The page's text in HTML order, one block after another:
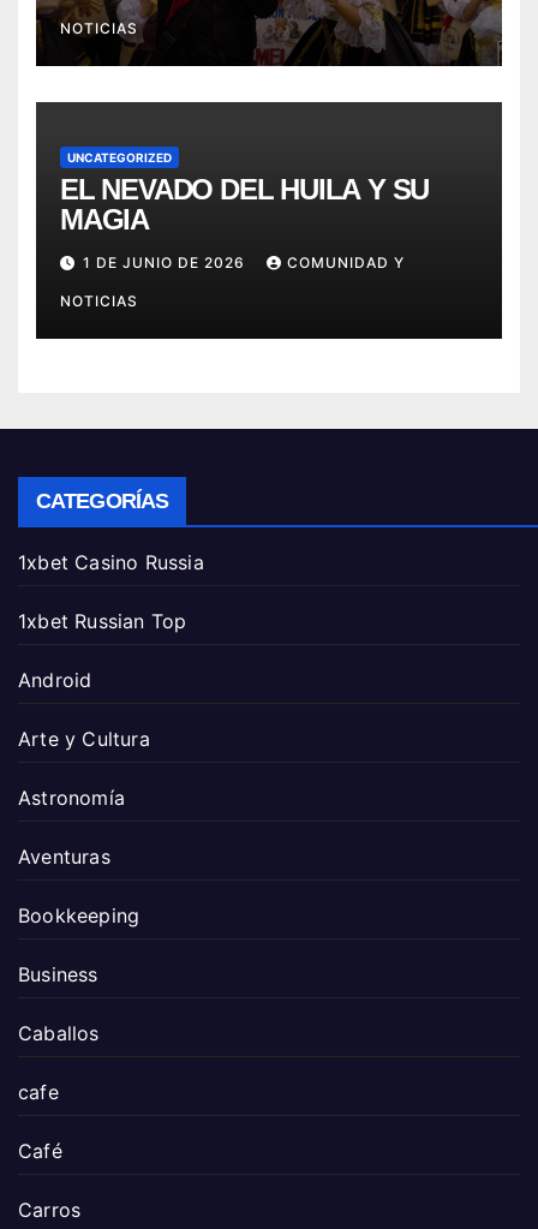
NOTICIAS
UNCATEGORIZED
EL NEVADO DEL HUILA Y SU
MAGIA
1 DE JUNIO DE 2026 COMUNIDAD Y
NOTICIAS
CATEGORÍAS
1xbet Casino Russia
1xbet Russian Top
Android
Arte y Cultura
Astronomía
Aventuras
Bookkeeping
Business
Caballos
cafe
Café
Carros